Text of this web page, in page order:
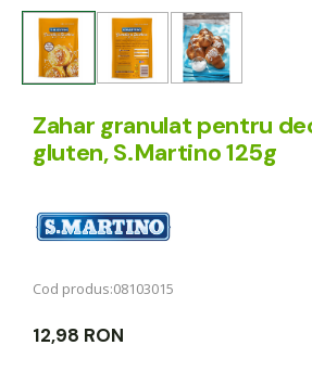
Zahar granulat pentru
gluten, S.Martino 125g
Cod produs:08103015
12,98 RON